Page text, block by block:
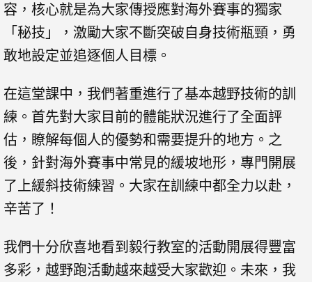
容，核心就是為大家傳授應對海外賽事的獨家
「秘技」，激勵大家不斷突破自身技術瓶頸，勇
敢地設定並追逐個人目標。
在這堂課中，我們著重進行了基本越野技術的訓
練。首先對大家目前的體能狀況進行了全面評
估，瞭解每個人的優勢和需要提升的地方。之
後，針對海外賽事中常見的緩坡地形，專門開展
了上緩斜技術練習。大家在訓練中都全力以赴，
辛苦了！
我們十分欣喜地看到毅行教室的活動開展得豐富
多彩，越野跑活動越來越受大家歡迎。未來，我